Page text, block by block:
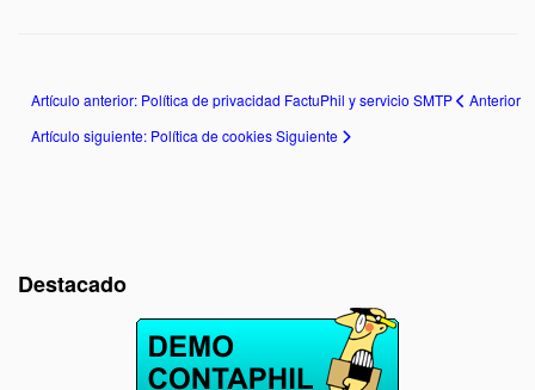
Artículo anterior: Política de privacidad FactuPhil y servicio SMTP
Anterior
Artículo siguiente: Política de cookiesSiguiente
Destacado